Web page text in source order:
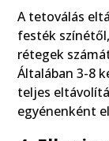
A tetoválás
festék
rétegek
Általában 3-8
teljes
egyénenként